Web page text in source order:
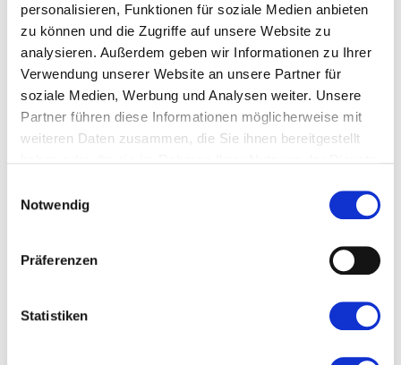
personalisieren, Funktionen für soziale Medien anbieten
zu können und die Zugriffe auf unsere Website zu
analysieren. Außerdem geben wir Informationen zu Ihrer
Verwendung unserer Website an unsere Partner für
soziale Medien, Werbung und Analysen weiter. Unsere
Partner führen diese Informationen möglicherweise mit
weiteren Daten zusammen, die Sie ihnen bereitgestellt
Notwendig
Präferenzen
Statistiken